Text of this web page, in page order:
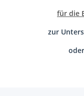
für die
zur